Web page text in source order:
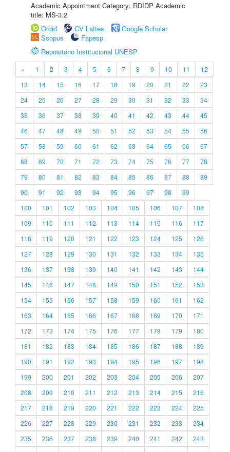
Academic Appointment Category: RDIDP Academic
title: MS-3.2
Orcid
CV Lattes
Google Scholar
Scopus
Fapesp
Repositório Institucional UNESP
« 1 2 3 4 5 6 7 8 9 10 11
12
13
14 15 16 17 18 19 20 21 22
23
24
25 26 27 28 29 30 31 32 33
34
35
36 37 38 39 40 41 42 43 44
45
46
47 48 49 50 51 52 53 54 55
56
57
58 59 60 61 62 63 64 65 66
67
68
69 70 71 72 73 74 75 76 77
78
79
80 81 82 83 84 85 86 87 88
89
90
91 92 93 94 95 96 97 98
99
100
101 102 103 104 105 106 107
108
109
110 111 112 113 114 115 116
117
118
119 120 121 122 123 124 125
126
127
128 129 130 131 132 133 134
135
136
137 138 139 140 141 142 143
144
145
146 147 148 149 150 151 152
153
154
155 156 157 158 159 160 161
162
163
164 165 166 167 168 169 170
171
172
173 174 175 176 177 178 179
180
181
182 183 184 185 186 187 188
189
190
191 192 193 194 195 196 197
198
199
200 201 202 203 204 205 206
207
208
209 210 211 212 213 214 215
216
217
218 219 220 221 222 223 224
225
226
227 228 229 230 231 232 233
234
235
236 237 238 239 240 241 242
243